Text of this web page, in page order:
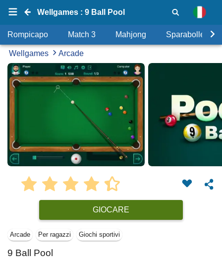
Wellgames : 9 Ball Pool
Rompicapo Match 3 Mahjong Sparabolle
Wellgames Arcade
GIOCARE
Arcade Per ragazzi Giochi sportivi
9 Ball Pool